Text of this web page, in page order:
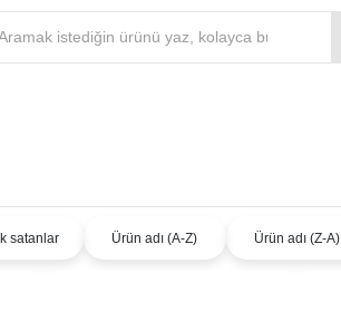
satanlar Ürün adı (A-Z) Ürün adı (Z-A)